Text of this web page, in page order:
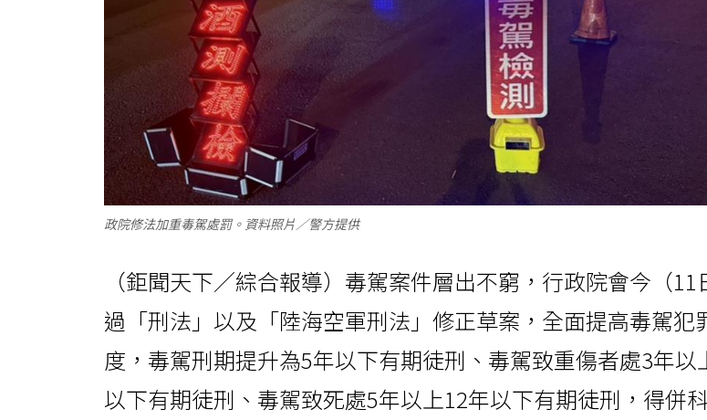
政院修法加重毒駕處罰。資料照片／警方提供
（鉅聞天下／綜合報導）毒駕案件層出不窮，行政院會今（11
過「刑法」以及「陸海空軍刑法」修正草案，全面提高毒駕犯
度，毒駕刑期提升為5年以下有期徒刑、毒駕致重傷者處3年以
以下有期徒刑、毒駕致死處5年以上12年以下有期徒刑，得併